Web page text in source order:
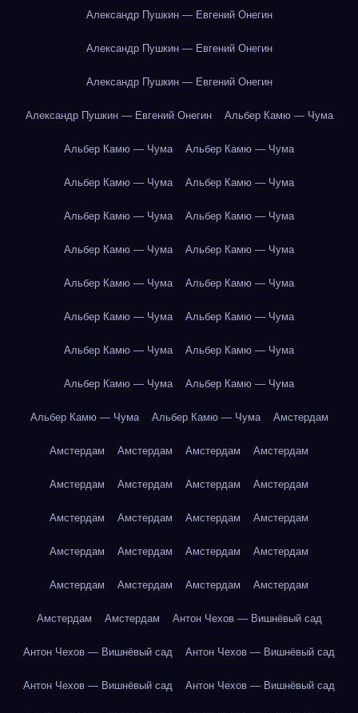
Александр Пушкин — Евгений Онегин
Александр Пушкин — Евгений Онегин
Александр Пушкин — Евгений Онегин
Александр Пушкин — Евгений Онегин Альбер Камю — Чума
Альбер Камю — Чума Альбер Камю — Чума
Альбер Камю — Чума Альбер Камю — Чума
Альбер Камю — Чума Альбер Камю — Чума
Альбер Камю — Чума Альбер Камю — Чума
Альбер Камю — Чума Альбер Камю — Чума
Альбер Камю — Чума Альбер Камю — Чума
Альбер Камю — Чума Альбер Камю — Чума
Альбер Камю — Чума Альбер Камю — Чума
Альбер Камю — Чума Альбер Камю — Чума Амстердам
Амстердам Амстердам Амстердам Амстердам
Амстердам Амстердам Амстердам Амстердам
Амстердам Амстердам Амстердам Амстердам
Амстердам Амстердам Амстердам Амстердам
Амстердам Амстердам Амстердам Амстердам
Амстердам Амстердам Антон Чехов — Вишнёвый сад
Антон Чехов — Вишнёвый сад Антон Чехов — Вишнёвый сад
Антон Чехов — Вишнёвый сад Антон Чехов — Вишнёвый сад